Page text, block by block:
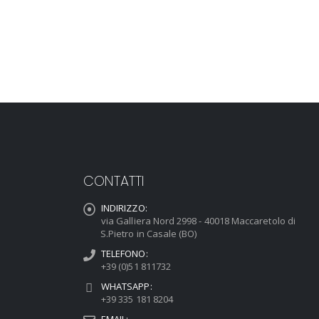
CONTATTI
INDIRIZZO:
via Galliera Nord 2998 - 40018 Maccaretolo di
S.Pietro in Casale (BO)
TELEFONO:
+39 (0)51 811732
WHATSAPP:
+39 335 181 8204